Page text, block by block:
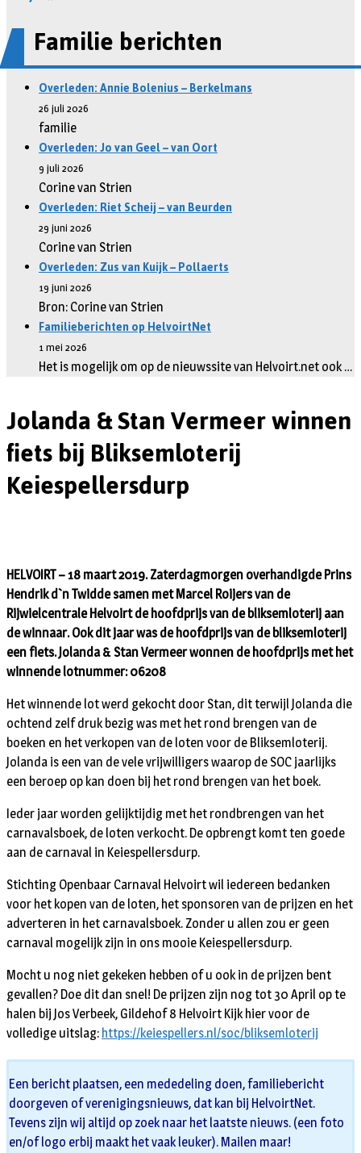
Familie berichten
Overleden: Annie Bolenius – Berkelmans
26 juli 2026
familie
Overleden: Jo van Geel – van Oort
9 juli 2026
Corine van Strien
Overleden: Riet Scheij – van Beurden
29 juni 2026
Corine van Strien
Overleden: Zus van Kuijk – Pollaerts
19 juni 2026
Bron: Corine van Strien
Familieberichten op HelvoirtNet
1 mei 2026
Het is mogelijk om op de nieuwssite van Helvoirt.net ook …
Jolanda & Stan Vermeer winnen
fiets bij Bliksemloterij
Keiespellersdurp
HELVOIRT – 18 maart 2019. Zaterdagmorgen overhandigde Prins
Hendrik d`n Twidde samen met Marcel Roijers van de
Rijwielcentrale Helvoirt de hoofdprijs van de bliksemloterij aan
de winnaar. Ook dit jaar was de hoofdprijs van de bliksemloterij
een fiets. Jolanda & Stan Vermeer wonnen de hoofdprijs met het
winnende lotnummer: 06208
Het winnende lot werd gekocht door Stan, dit terwijl Jolanda die
ochtend zelf druk bezig was met het rond brengen van de
boeken en het verkopen van de loten voor de Bliksemloterij.
Jolanda is een van de vele vrijwilligers waarop de SOC jaarlijks
een beroep op kan doen bij het rond brengen van het boek.
Ieder jaar worden gelijktijdig met het rondbrengen van het
carnavalsboek, de loten verkocht. De opbrengt komt ten goede
aan de carnaval in Keiespellersdurp.
Stichting Openbaar Carnaval Helvoirt wil iedereen bedanken
voor het kopen van de loten, het sponsoren van de prijzen en het
adverteren in het carnavalsboek. Zonder u allen zou er geen
carnaval mogelijk zijn in ons mooie Keiespellersdurp.
Mocht u nog niet gekeken hebben of u ook in de prijzen bent
gevallen? Doe dit dan snel! De prijzen zijn nog tot 30 April op te
halen bij Jos Verbeek, Gildehof 8 Helvoirt Kijk hier voor de
volledige uitslag: https://keiespellers.nl/soc/bliksemloterij
Een bericht plaatsen, een mededeling doen, familiebericht
doorgeven of verenigingsnieuws, dat kan bij HelvoirtNet.
Tevens zijn wij altijd op zoek naar het laatste nieuws. (een foto
en/of logo erbij maakt het vaak leuker). Mailen maar!